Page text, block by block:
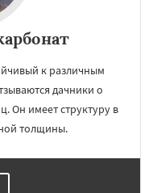
к различным
дачники о
Он имеет структуру в
толщины.